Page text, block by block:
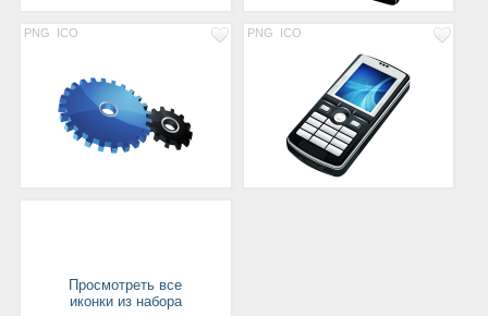
PNG ICO PNG ICO
Просмотреть все
иконки из набора